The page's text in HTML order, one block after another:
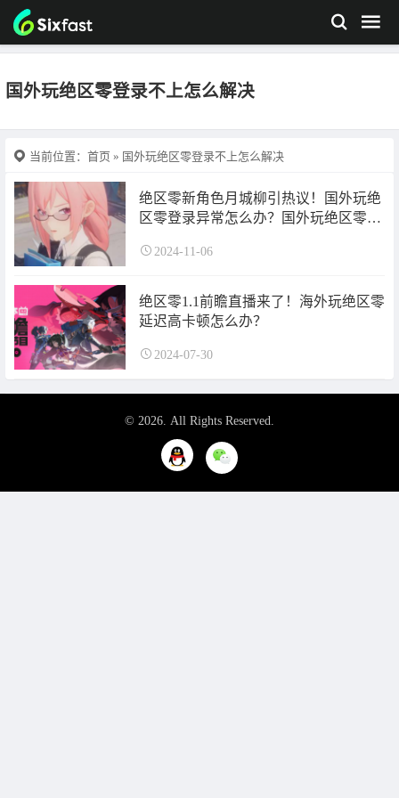
国外玩绝区零登录不上怎么解决
当前位置： 首页 » 国外玩绝区零登录不上怎么解决
绝区零新角色月城柳引热议！国外玩绝
区零登录异常怎么办？国外玩绝区零网
2024-11-06
绝区零1.1前瞻直播来了！海外玩绝区零
延迟高卡顿怎么办？
2024-07-30
© 2026. All Rights Reserved.